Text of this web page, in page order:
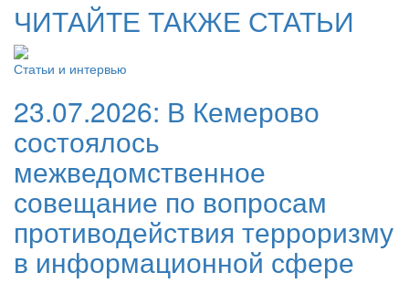
ЧИТАЙТЕ ТАКЖЕ СТАТЬИ
Статьи и интервью
23.07.2026: В Кемерово
состоялось
межведомственное
совещание по вопросам
противодействия терроризму
в информационной сфере